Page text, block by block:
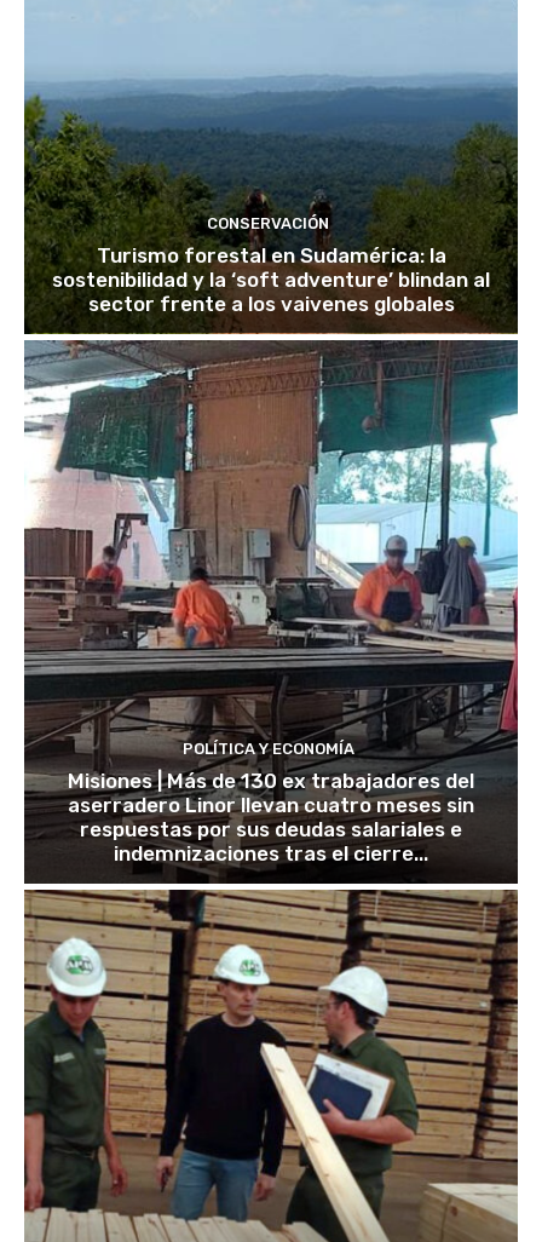
CONSERVACIÓN
Turismo forestal en Sudamérica: la
sostenibilidad y la ‘soft adventure’ blindan al
sector frente a los vaivenes globales
POLÍTICA Y ECONOMÍA
Misiones | Más de 130 ex trabajadores del
aserradero Linor llevan cuatro meses sin
respuestas por sus deudas salariales e
indemnizaciones tras el cierre...